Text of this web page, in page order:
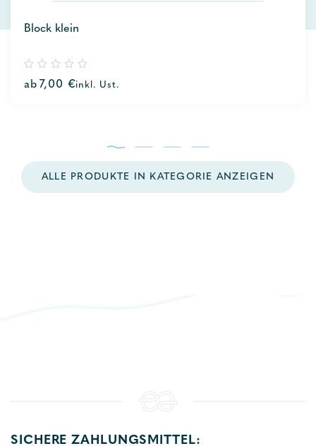
Block klein
out
ab 7,00 €inkl. Ust.
ALLE PRODUKTE IN KATEGORIE ANZEIGEN
SICHERE ZAHLUNGSMITTEL: